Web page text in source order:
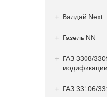
Валдай Next
Газель NN
ГАЗ 3308/
модификации
ГАЗ 33106/